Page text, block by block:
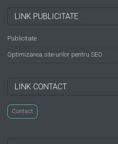
LINK PUBLICITATE
Publicitate
Optimizarea site-urilor pentru SEO
LINK CONTACT
Contact